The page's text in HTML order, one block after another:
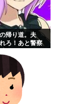
帰り道。夫
ろ！あと警察
？」→トンデ